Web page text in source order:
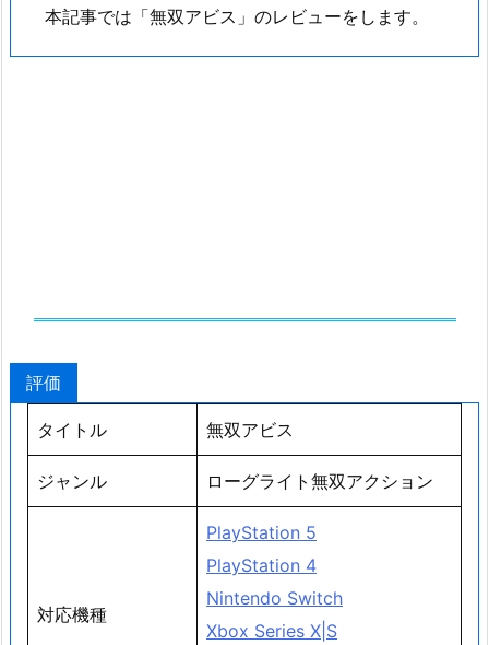
本記事では「無双アビス」のレビューをします。
評価
タイトル 無双アビス
ジャンル ローグライト無双アクション
対応機種
PlayStation 5
PlayStation 4
Nintendo Switch
Xbox Series X|S